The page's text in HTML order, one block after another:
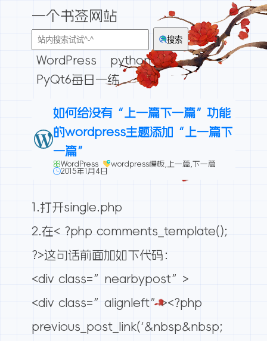
一个书签网站
搜索
WordPress
python
PyQt6每日一练
如何给没有“上一篇下一篇”功能
的wordpress主题添加“上一篇下
一篇”
WordPress wordpress模板, 上一篇 下一篇
2015年1月4日
1.打开single.php
2.在< ?php comments_template();
?>这句话前面加如下代码：
<div class=”nearbypost”>
<div class=”alignleft”><?php
previous_post_link(‘&nbsp&nbsp;